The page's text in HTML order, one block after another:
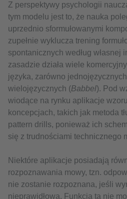
Z perspektywy psychologii
tym modelu jest to, że nauka
uprzednio sformułowanymi
zupełnie wyklucza trening
spontanicznych według własnej
zasadzie działa wiele
języka, zarówno
wielojęzycznych (Babbel). Pod
wiodące na rynku aplikacje
koncepcjach, takich jak metoda
pattern drills, ponieważ ich
się z trudnościami technicznego
Niektóre aplikacje posiadają
rozpoznawania mowy, tzn.
nie zostanie rozpoznana, jeśli
nieprawidłowa. Funkcja ta nie